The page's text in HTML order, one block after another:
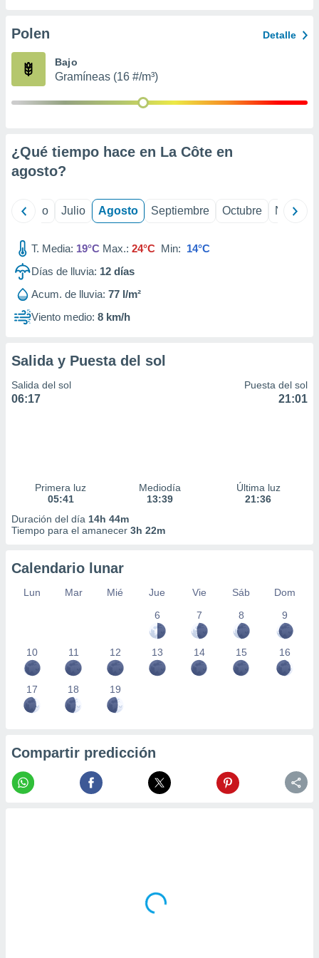
e
mediante
de
1199
Polen Detalle
Bajo
Gramíneas (16 #/m³)
¿Qué tiempo hace en La Côte en
agosto?
Junio Julio Agosto Septiembre Octubre
T. Media: 19°C Max.: 24°C Min: 14°C
Días de lluvia: 12 días
Acum. de lluvia: 77 l/m²
Viento medio: 8 km/h
Salida y Puesta del sol
Salida del sol
06:17
Puesta del sol
21:01
Primera luz
05:41
Mediodía
13:39
Última luz
21:36
Duración del día 14h 44m
Tiempo para el amanecer 3h 22m
Calendario lunar
Lun Mar Mié Jue Vie Sáb
Dom
6
7 8 9
10 11 12 13 14 15 16
17 18 19
Compartir predicción